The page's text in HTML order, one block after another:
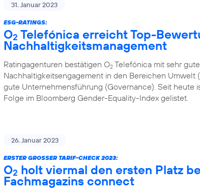
31. Januar 2023
ESG-RATINGS:
O2 Telefónica erreicht Top-
Nachhaltigkeitsmanagement
Ratingagenturen bestätigen O2 Telefónica mit sehr
Nachhaltigkeitsengagement in den Bereichen Umwelt
gute Unternehmensführung (Governance). Seit heute
Folge im Bloomberg Gender-Equality-Index gelistet.
26. Januar 2023
ERSTER GROSSER TARIF-CHECK 2023:
O2 holt viermal den ersten Platz
Fachmagazins connect